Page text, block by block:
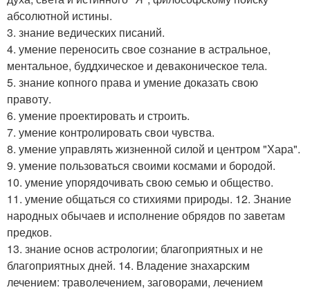
абсолютной истины.
3. знание ведических писаний.
4. умение переносить свое сознание в астральное,
ментальное, буддхическое и деваконическое тела.
5. знание копного права и умение доказать свою
правоту.
6. умение проектировать и строить.
7. умение контролировать свои чувства.
8. умение управлять жизненной силой и центром "Хара".
9. умение пользоваться своими космами и бородой.
10. умение упорядочивать свою семью и общество.
11. умение общаться со стихиями природы. 12. Знание
народных обычаев и исполнение обрядов по заветам
предков.
13. знание основ астрологии; благоприятных и не
благоприятных дней. 14. Владение знахарским
лечением: траволечением, заговорами, лечением